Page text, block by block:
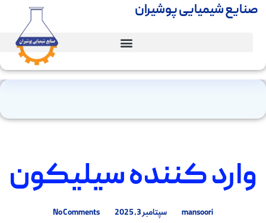
صنایع شیمیایی پوشیران
وارد کننده سیلیکون
mansoori سپتامبر 3, 2025 No Comments